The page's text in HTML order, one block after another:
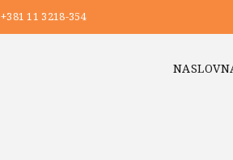
+381 11 3218-354